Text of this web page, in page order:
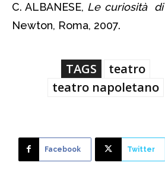
C. ALBANESE, Le curiosità di
Newton, Roma, 2007.
TAGS
teatro
teatro napoletano
Facebook Twitter